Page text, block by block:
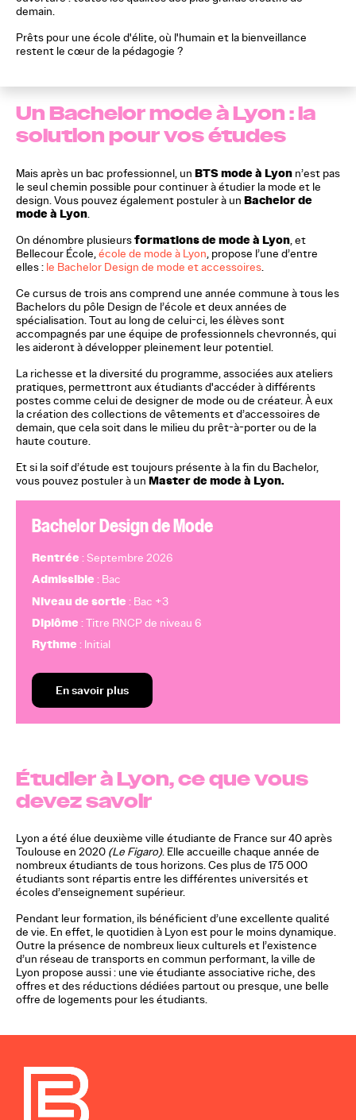
demain.
Prêts pour une école d'élite, où l'humain et la bienveillance
restent le cœur de la pédagogie ?
Un Bachelor mode à Lyon : la
solution pour vos études
Mais après un bac professionnel, un BTS mode à Lyon n’est pas
le seul chemin possible pour continuer à étudier la mode et le
design. Vous pouvez également postuler à un Bachelor de
mode à Lyon.
On dénombre plusieursformations de mode à Lyon, et
Bellecour École,école de mode à Lyon, propose l’une d’entre
elles : le Bachelor Design de mode et accessoires.
Ce cursus de trois ans comprend une année commune à tous les
Bachelors du pôle Design de l’école et deux années de
spécialisation. Tout au long de celui-ci, les élèves sont
accompagnés par une équipe de professionnels chevronnés, qui
les aideront à développer pleinement leur potentiel.
La richesse et la diversité du programme, associées aux ateliers
pratiques, permettront aux étudiants d'accéder à différents
postes comme celui de designer de mode ou de créateur. À eux
la création des collections de vêtements et d’accessoires de
demain, que cela soit dans le milieu du prêt-à-porter ou de la
haute couture.
Et si la soif d’étude est toujours présente à la fin du Bachelor,
vous pouvez postuler à un Master de mode à Lyon.
Bachelor Design de Mode
Rentrée : Septembre 2026
Admissible : Bac
Niveau de sortie : Bac +3
Diplôme : Titre RNCP de niveau 6
Rythme : Initial
En savoir plus
Étudier à Lyon, ce que vous
devez savoir
Lyon a été élue deuxième ville étudiante de France sur 40 après
Toulouse en 2020 (Le Figaro). Elle accueille chaque année de
nombreux étudiants de tous horizons. Ces plus de 175 000
étudiants sont répartis entre les différentes universités et
écoles d’enseignement supérieur.
Pendant leur formation, ils bénéficient d’une excellente qualité
de vie. En effet, le quotidien à Lyon est pour le moins dynamique.
Outre la présence de nombreux lieux culturels et l’existence
d’un réseau de transports en commun performant, la ville de
Lyon propose aussi : une vie étudiante associative riche, des
offres et des réductions dédiées partout ou presque, une belle
offre de logements pour les étudiants.